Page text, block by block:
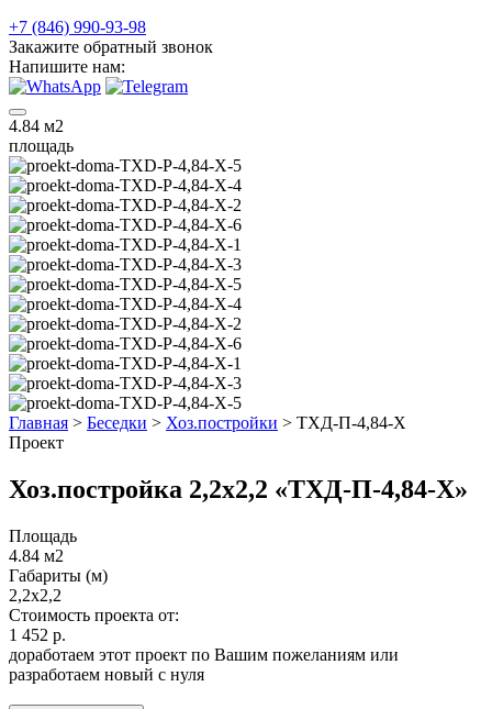
+7 (846) 990-93-98
Закажите обратный звонок
Напишите нам:
4.84 м2
площадь
Главная > Беседки > Хоз.постройки > ТХД-П-4,84-Х
Проект
Хоз.постройка 2,2х2,2 «ТХД-П-4,84-Х»
Площадь
4.84 м2
Габариты (м)
2,2х2,2
Стоимость проекта от:
1 452 р.
доработаем этот проект по Вашим пожеланиям или
разработаем новый с нуля